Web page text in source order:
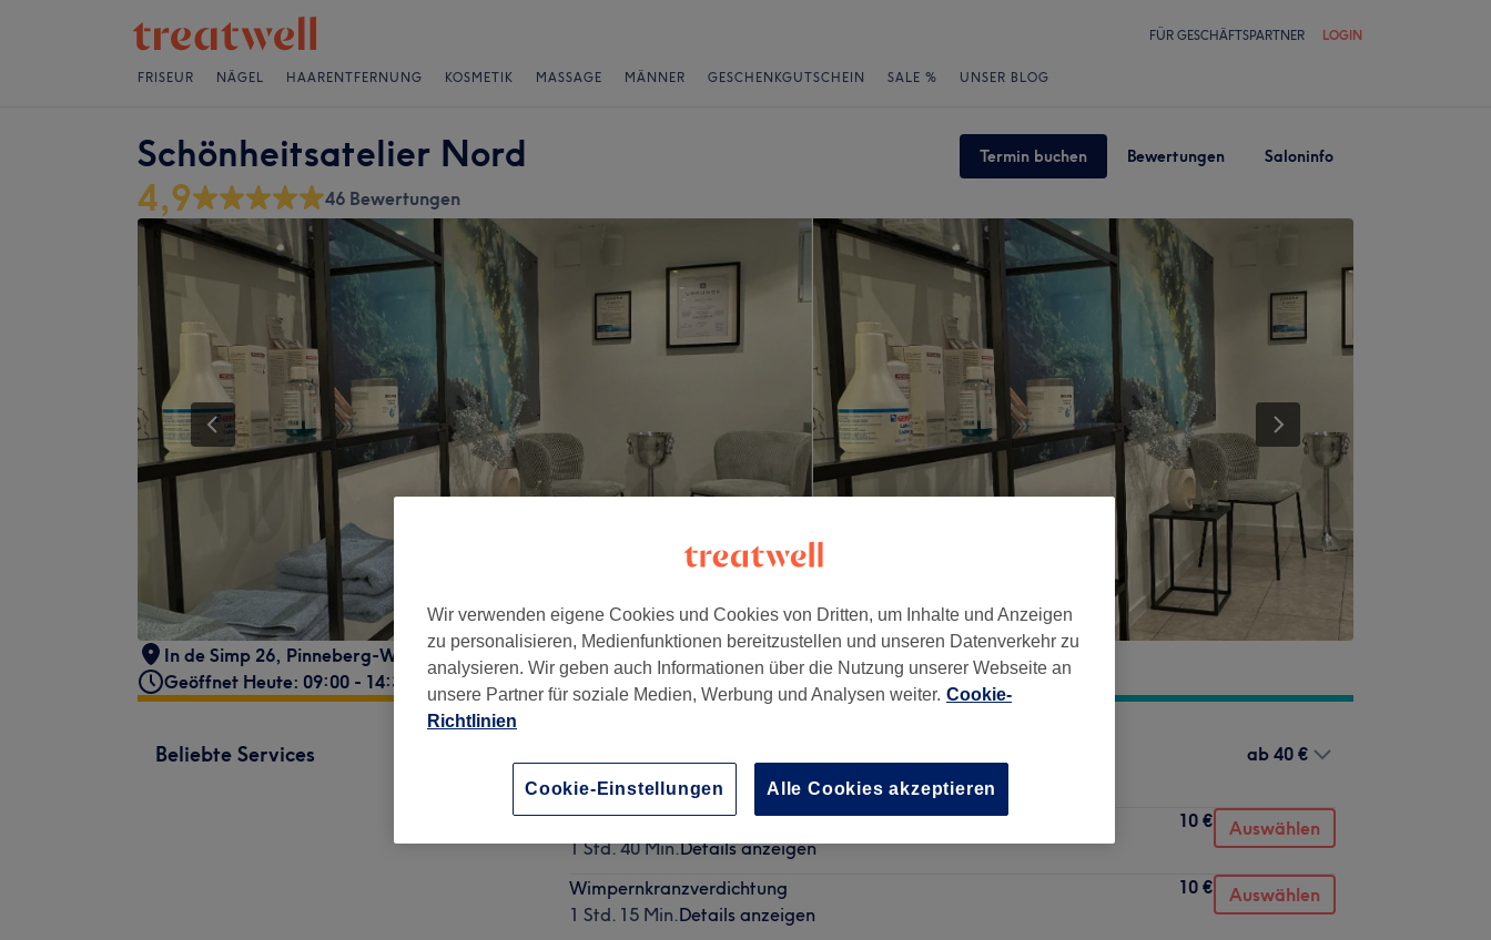
FÜR GESCHÄFTSPARTNER LOGIN
FRISEUR NÄGEL HAARENTFERNUNG KOSMETIK MASSAGE MÄNNER GESCHENKGUTSCHEIN SALE % UNSER BLOG
Schönheitsatelier Nord Termin buchen Bewertungen Saloninfo
4,9 46 Bewertungen
In de Simp 26, Pinneberg-Waldenau, 25421
Geöffnet Heute: 09:00 - 14:30
Beliebte Services
40 Min. - 1 Std.Details anzeigen
ab 40 €
Klassischer Lidstrich - oben
1 Std. 40 Min.Details anzeigen
10 € Auswählen
Wimpernkranzverdichtung
1 Std. 15 Min.Details anzeigen
10 € Auswählen
Wir verwenden eigene Cookies und Cookies von Dritten, um Inhalte und Anzeigen
zu personalisieren, Medienfunktionen bereitzustellen und unseren Datenverkehr zu
analysieren. Wir geben auch Informationen über die Nutzung unserer Webseite an
unsere Partner für soziale Medien, Werbung und Analysen weiter. Cookie-
Richtlinien
Cookie-Einstellungen Alle Cookies akzeptieren